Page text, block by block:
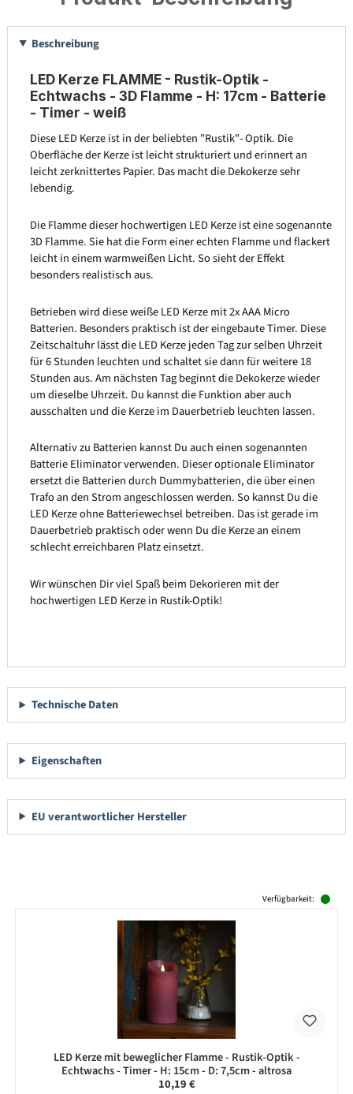
Beschreibung
LED Kerze FLAMME - Rustik-Optik -
Echtwachs - 3D Flamme - H: 17cm - Batterie
- Timer - weiß
Diese LED Kerze ist in der beliebten "Rustik"- Optik. Die
Oberfläche der Kerze ist leicht strukturiert und erinnert an
leicht zerknittertes Papier. Das macht die Dekokerze sehr
lebendig.
Die Flamme dieser hochwertigen LED Kerze ist eine sogenannte
3D Flamme. Sie hat die Form einer echten Flamme und flackert
leicht in einem warmweißen Licht. So sieht der Effekt
besonders realistisch aus.
Betrieben wird diese weiße LED Kerze mit 2x AAA Micro
Batterien. Besonders praktisch ist der eingebaute Timer. Diese
Zeitschaltuhr lässt die LED Kerze jeden Tag zur selben Uhrzeit
für 6 Stunden leuchten und schaltet sie dann für weitere 18
Stunden aus. Am nächsten Tag beginnt die Dekokerze wieder
um dieselbe Uhrzeit. Du kannst die Funktion aber auch
ausschalten und die Kerze im Dauerbetrieb leuchten lassen.
Alternativ zu Batterien kannst Du auch einen sogenannten
Batterie Eliminator verwenden. Dieser optionale Eliminator
ersetzt die Batterien durch Dummybatterien, die über einen
Trafo an den Strom angeschlossen werden. So kannst Du die
LED Kerze ohne Batteriewechsel betreiben. Das ist gerade im
Dauerbetrieb praktisch oder wenn Du die Kerze an einem
schlecht erreichbaren Platz einsetzt.
Wir wünschen Dir viel Spaß beim Dekorieren mit der
hochwertigen LED Kerze in Rustik-Optik!
Technische Daten
Eigenschaften
EU verantwortlicher Hersteller
Verfügbarkeit:
LED Kerze mit beweglicher Flamme - Rustik-Optik -
Echtwachs - Timer - H: 15cm - D: 7,5cm - altrosa
Regulärer Preis:
10,19 €